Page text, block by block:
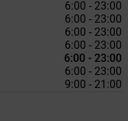
6:00 - 23:00
6:00 - 23:00
6:00 - 23:00
6:00 - 23:00
6:00 - 23:00
6:00 - 23:00
9:00 - 21:00